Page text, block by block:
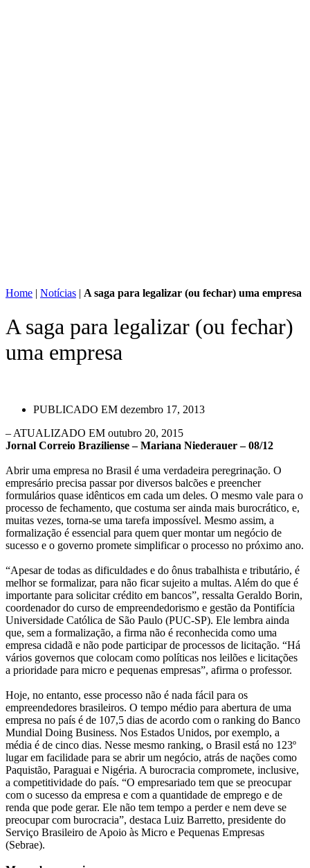
Home | Notícias | A saga para legalizar (ou fechar) uma empresa
A saga para legalizar (ou fechar)
uma empresa
PUBLICADO EM dezembro 17, 2013
– ATUALIZADO EM outubro 20, 2015
Jornal Correio Braziliense – Mariana Niederauer – 08/12
Abrir uma empresa no Brasil é uma verdadeira peregrinação. O
empresário precisa passar por diversos balcões e preencher
formulários quase idênticos em cada um deles. O mesmo vale para o
processo de fechamento, que costuma ser ainda mais burocrático, e,
muitas vezes, torna-se uma tarefa impossível. Mesmo assim, a
formalização é essencial para quem quer montar um negócio de
sucesso e o governo promete simplificar o processo no próximo ano.
“Apesar de todas as dificuldades e do ônus trabalhista e tributário, é
melhor se formalizar, para não ficar sujeito a multas. Além do que é
importante para solicitar crédito em bancos”, ressalta Geraldo Borin,
coordenador do curso de empreendedorismo e gestão da Pontifícia
Universidade Católica de São Paulo (PUC-SP). Ele lembra ainda
que, sem a formalização, a firma não é reconhecida como uma
empresa cidadã e não pode participar de processos de licitação. “Há
vários governos que colocam como políticas nos leilões e licitações
a prioridade para micro e pequenas empresas”, afirma o professor.
Hoje, no entanto, esse processo não é nada fácil para os
empreendedores brasileiros. O tempo médio para abertura de uma
empresa no país é de 107,5 dias de acordo com o ranking do Banco
Mundial Doing Business. Nos Estados Unidos, por exemplo, a
média é de cinco dias. Nesse mesmo ranking, o Brasil está no 123º
lugar em facilidade para se abrir um negócio, atrás de nações como
Paquistão, Paraguai e Nigéria. A burocracia compromete, inclusive,
a competitividade do país. “O empresariado tem que se preocupar
com o sucesso da empresa e com a quantidade de emprego e de
renda que pode gerar. Ele não tem tempo a perder e nem deve se
preocupar com burocracia”, destaca Luiz Barretto, presidente do
Serviço Brasileiro de Apoio às Micro e Pequenas Empresas
(Sebrae).